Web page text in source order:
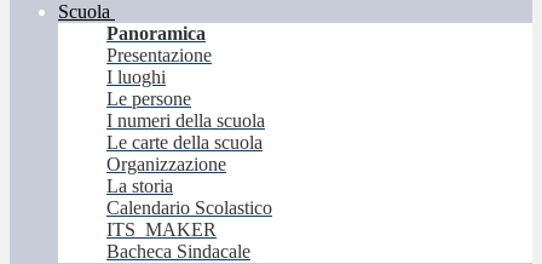
Scuola
Panoramica
Presentazione
I luoghi
Le persone
I numeri della scuola
Le carte della scuola
Organizzazione
La storia
Calendario Scolastico
ITS_MAKER
Bacheca Sindacale